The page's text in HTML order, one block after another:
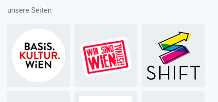
unsere Seiten